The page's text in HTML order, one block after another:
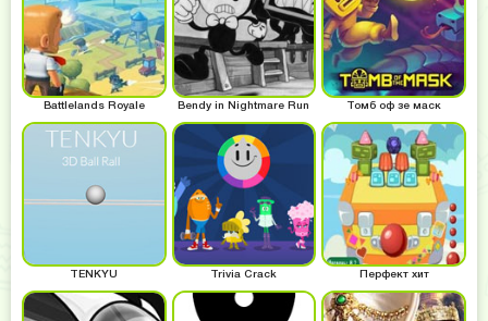
Battlelands Royale Bendy in Nightmare Run Томб оф зе маск
TENKYU Trivia Crack Перфект хит